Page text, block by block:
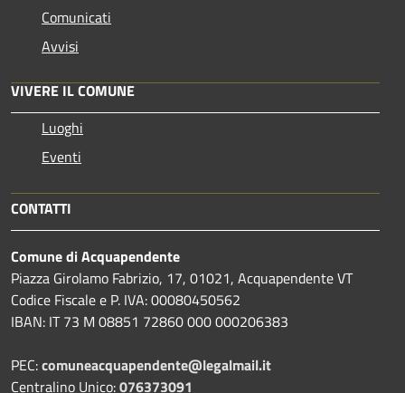
Comunicati
Avvisi
VIVERE IL COMUNE
Luoghi
Eventi
CONTATTI
Comune di Acquapendente
Piazza Girolamo Fabrizio, 17, 01021, Acquapendente VT
Codice Fiscale e P. IVA: 00080450562
IBAN: IT 73 M 08851 72860 000 000206383
PEC:comuneacquapendente@legalmail.it
Centralino Unico:076373091